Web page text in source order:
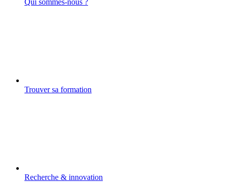
Trouver sa formation
Recherche & innovation